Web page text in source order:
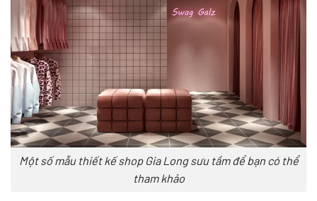
Một số mẫu thiết kế shop Gia Long sưu tầm để bạn có thể
tham khảo